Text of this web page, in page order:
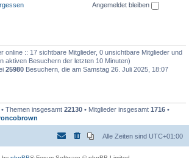
Angemeldet bleiben
online :: 17 sichtbare Mitglieder, 0 unsichtbare Mitglieder und
aktiven Besuchern der letzten 10 Minuten)
25980 Besuchern, die am Samstag 26. Juli 2025, 18:07
• Themen insgesamt 22130 • Mitglieder insgesamt 1716 •
Alle Zeiten sind UTC+01:00